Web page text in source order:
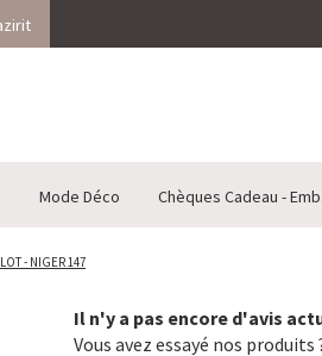
Mode Déco Chèques Cadeau -
- NIGER 147
Il n'y a pas encore d'avis
Vous avez essayé nos